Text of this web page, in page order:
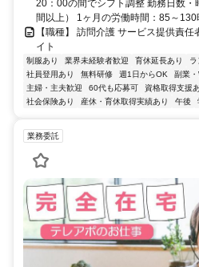
20：00の間でシフト調整 勤務日数
間以上） 1ヶ月の労働時間：85～130
【職種】 訪問介護 サービス提供責
イト
制服あり 業界未経験者歓迎 育休延長あり
社員登用あり
無料研修 週1日からOK 副業
主婦・主夫歓迎
60代も応募可 資格取得支援
社会保険あり
産休・育休取得実績あり 午後
業務委託